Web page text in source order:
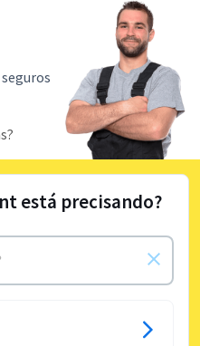
está precisando?